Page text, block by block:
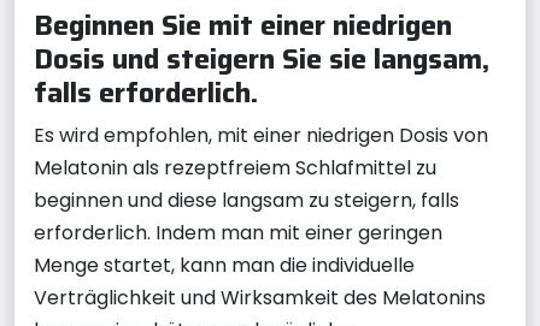
Beginnen Sie mit einer niedrigen
Dosis und steigern Sie sie langsam,
falls erforderlich.
Es wird empfohlen, mit einer niedrigen Dosis von
Melatonin als rezeptfreiem Schlafmittel zu
beginnen und diese langsam zu steigern, falls
erforderlich. Indem man mit einer geringen
Menge startet, kann man die individuelle
Verträglichkeit und Wirksamkeit des Melatonins